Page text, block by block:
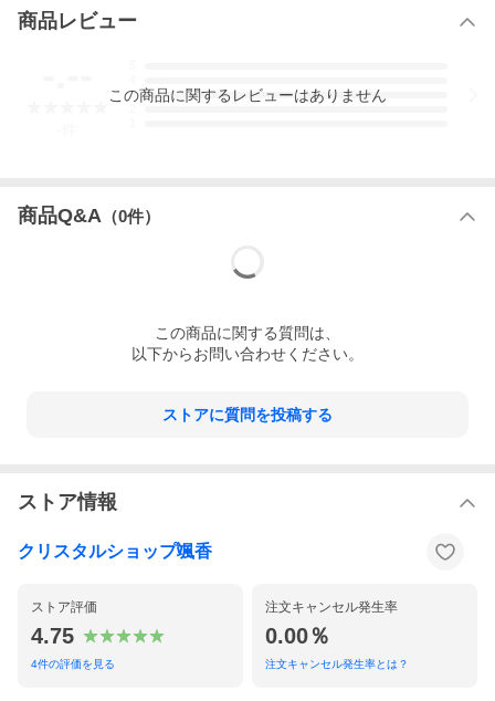
又電磁波のストレス防護もしてくれます。
ンドのパワーを持つと云われ、
商品レビュー
3
この商品に関するレビューはありません
商品Q&A （0件）
この商品に関する質問は、
以下からお問い合わせください。
ストアに質問を投稿する
ストア情報
クリスタルショップ颯香
ストア評価
4.75
4件の評価を見る
注文キャンセル発生率
0.00％
注文キャンセル発生率とは？